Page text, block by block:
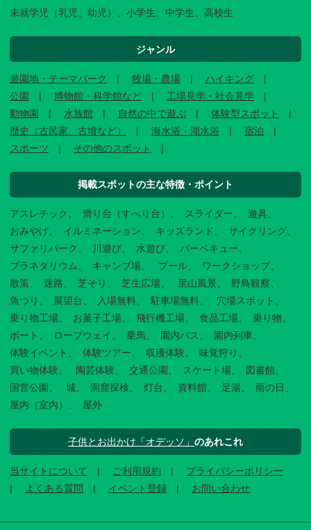
未就学児（乳児、幼児）、小学生、中学生、高校生
ジャンル
遊園地・テーマパーク 牧場・農場
ハイキング
公園
博物館・科学館など
工場見学・社会見学
動物園
水族館 自然の中で遊ぶ
体験型スポット
歴史（古民家、古墳など）
海水浴・湖水浴
宿泊
スポーツ
その他のスポット
掲載スポットの主な特徴・ポイント
アスレチック 滑り台（すべり台） スライダー
遊具
おみやげ
イルミネーション キッズランド
サイクリング
サファリパーク
川遊び 水遊び
バーベキュー
プラネタリウム
キャンプ場 プール
ワークショップ
散策
迷路 芝そり 芝生広場 里山風景
野鳥観察
魚つり
展望台 入場無料 駐車場無料
穴場スポット
乗り物工場
お菓子工場 飛行機工場 食品工場
乗り物
ボート
ロープウェイ 乗馬 園内バス
園内列車
体験イベント
体験ツアー 収穫体験
味覚狩り
買い物体験
陶芸体験 交通公園 スケート場
図書館
国営公園
城 洞窟探検 灯台 資料館 足湯
雨の日
屋内（室内）
屋外
子供とお出かけ「オデッソ」 のあれこれ
当サイトについて ご利用規約
プライバシーポリシー
よくある質問
イベント登録 お問い合わせ